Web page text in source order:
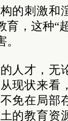
的刺激和
育，这种“
人才，无
现状来看
免在局部
的教育资